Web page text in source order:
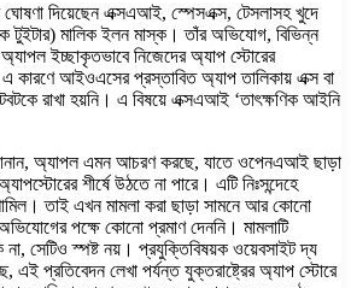
ঘোষণা দিয়েছেন এক্সএআই, স্পেসএক্স, টেসলাসহ খুদে
টুইটার) মালিক ইলন মাস্ক। তাঁর অভিযোগ, বিভিন্ন
ইচ্ছাকৃতভাবে নিজেদের অ্যাপ স্টোরের
এ কারণে আইওএসের প্রস্তাবিত অ্যাপ তালিকায় এক্স বা
রাখা হয়নি। এ বিষয়ে এক্সএআই ‘তাৎক্ষণিক আইনি
অ্যাপল এমন আচরণ করছে, যাতে ওপেনএআই ছাড়া
শীর্ষে উঠতে না পারে। এটি নিঃসন্দেহে
তাই এখন মামলা করা ছাড়া সামনে আর কোনো
পক্ষে কোনো প্রমাণ দেননি। মামলাটি
না, সেটিও স্পষ্ট নয়। প্রযুক্তিবিষয়ক ওয়েবসাইট দ্য
এই প্রতিবেদন লেখা পর্যন্ত যুক্তরাষ্ট্রের অ্যাপ স্টোরে